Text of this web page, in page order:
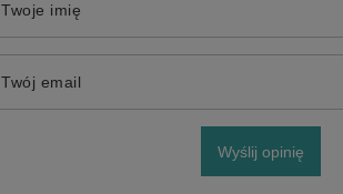
Twoje imię
Twój email
Wyślij opinię